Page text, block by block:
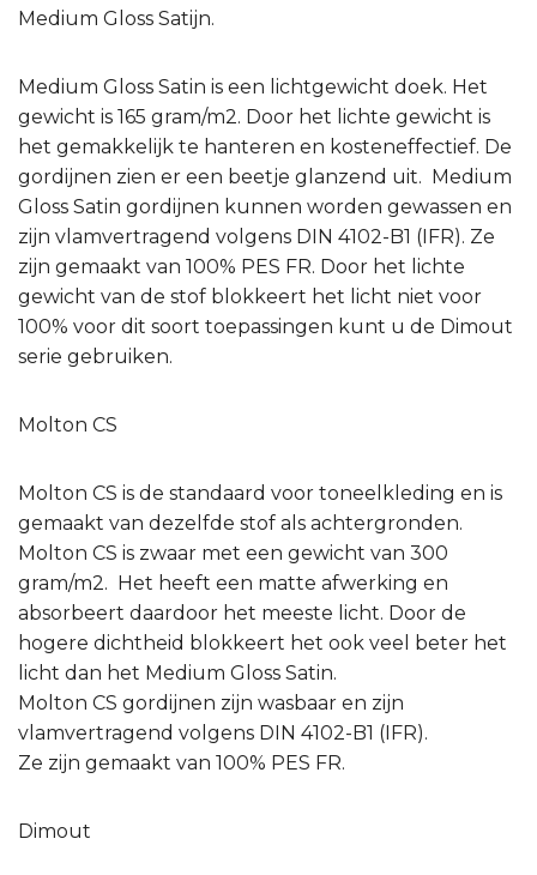
Medium Gloss Satijn.
Medium Gloss Satin is een lichtgewicht doek. Het
gewicht is 165 gram/m2. Door het lichte gewicht is
het gemakkelijk te hanteren en kosteneffectief. De
gordijnen zien er een beetje glanzend uit. Medium
Gloss Satin gordijnen kunnen worden gewassen en
zijn vlamvertragend volgens DIN 4102-B1 (IFR). Ze
zijn gemaakt van 100% PES FR. Door het lichte
gewicht van de stof blokkeert het licht niet voor
100% voor dit soort toepassingen kunt u de Dimout
serie gebruiken.
Molton CS
Molton CS is de standaard voor toneelkleding en is
gemaakt van dezelfde stof als achtergronden.
Molton CS is zwaar met een gewicht van 300
gram/m2. Het heeft een matte afwerking en
absorbeert daardoor het meeste licht. Door de
hogere dichtheid blokkeert het ook veel beter het
licht dan het Medium Gloss Satin.
Molton CS gordijnen zijn wasbaar en zijn
vlamvertragend volgens DIN 4102-B1 (IFR).
Ze zijn gemaakt van 100% PES FR.
Dimout